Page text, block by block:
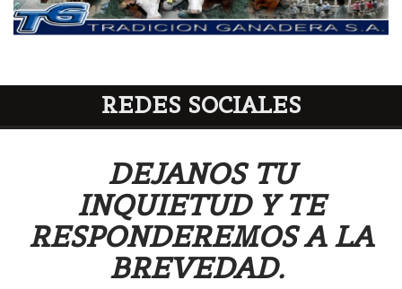
REDES SOCIALES
DEJANOS TU
INQUIETUD Y TE
RESPONDEREMOS A LA
BREVEDAD.